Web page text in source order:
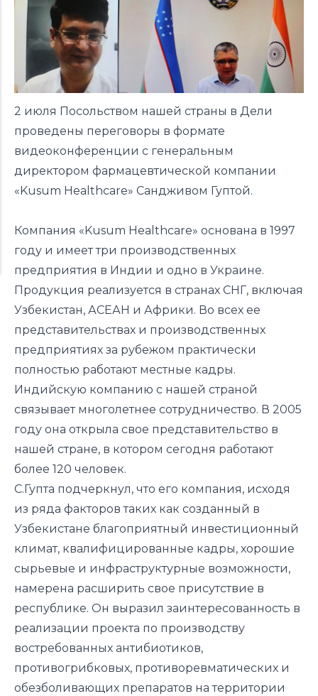
2 июля Посольством нашей страны в Дели
проведены переговоры в формате
видеоконференции с генеральным
директором фармацевтической компании
«Kusum Healthcare» Сандживом Гуптой.
Компания «Kusum Healthcare» основана в 1997
году и имеет три производственных
предприятия в Индии и одно в Украине.
Продукция реализуется в странах СНГ, включая
Узбекистан, АСЕАН и Африки. Во всех ее
представительствах и производственных
предприятиях за рубежом практически
полностью работают местные кадры.
Индийскую компанию с нашей страной
связывает многолетнее сотрудничество. В 2005
году она открыла свое представительство в
нашей стране, в котором сегодня работают
более 120 человек.
С.Гупта подчеркнул, что его компания, исходя
из ряда факторов таких как созданный в
Узбекистане благоприятный инвестиционный
климат, квалифицированные кадры, хорошие
сырьевые и инфраструктурные возможности,
намерена расширить свое присутствие в
республике. Он выразил заинтересованность в
реализации проекта по производству
востребованных антибиотиков,
противогрибковых, противоревматических и
обезболивающих препаратов на территории